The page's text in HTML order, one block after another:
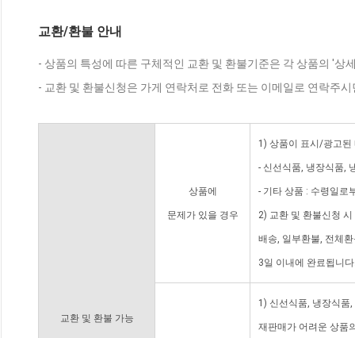
교환/환불 안내
- 상품의 특성에 따른 구체적인 교환 및 환불기준은 각 상품의 '상
- 교환 및 환불신청은 가게 연락처로 전화 또는 이메일로 연락주
교환 및 환불 가능
상품에
문제가 있을 경우
1) 상품이 표시/광고된
- 신선식품, 냉장식품,
- 기타 상품 : 수령일로
2) 교환 및 환불신청
배송, 일부환불, 전체
3일 이내에 완료됩니
1) 신선식품, 냉장식품
재판매가 어려운 상품